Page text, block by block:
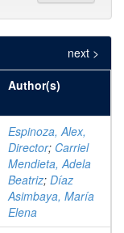
next >
Author(s)
Espinoza, Alex,
Director; Carriel
Mendieta, Adela
Beatriz; Díaz
Asimbaya, María
Elena